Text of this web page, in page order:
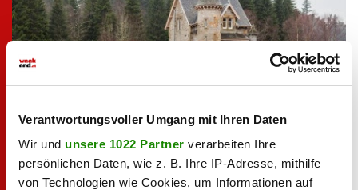
Verantwortungsvoller Umgang mit Ihren Daten
Wir und unsere 1022 Partner verarbeiten Ihre
persönlichen Daten, wie z. B. Ihre IP-Adresse, mithilfe
von Technologien wie Cookies, um Informationen auf